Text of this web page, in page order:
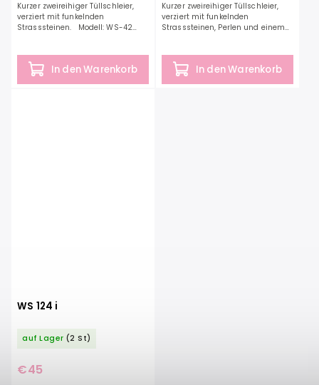
In den Warenkorb
Kurzer zweireihiger Tüllschleier,
verziert mit funkelnden
Strasssteinen. Modell: WS-42
In den Warenkorb
Kurzer zweireihiger Tüllschleier,
verziert mit funkelnden
Strasssteinen, Perlen und einem
Material:...
WS 124 i
auf Lager (2 St)
€45